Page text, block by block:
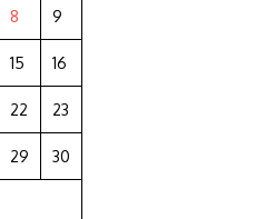
8 9
15 16
22 23
29 30